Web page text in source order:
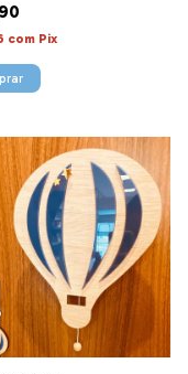
com Pix